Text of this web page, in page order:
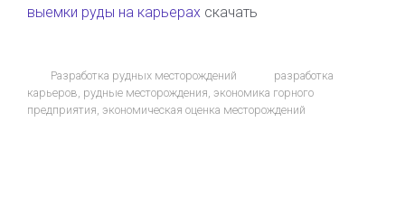
выемки руды на карьерах скачать
Разработка рудных месторождений
разработка
карьеров, рудные месторождения, экономика горного
предприятия, экономическая оценка месторождений